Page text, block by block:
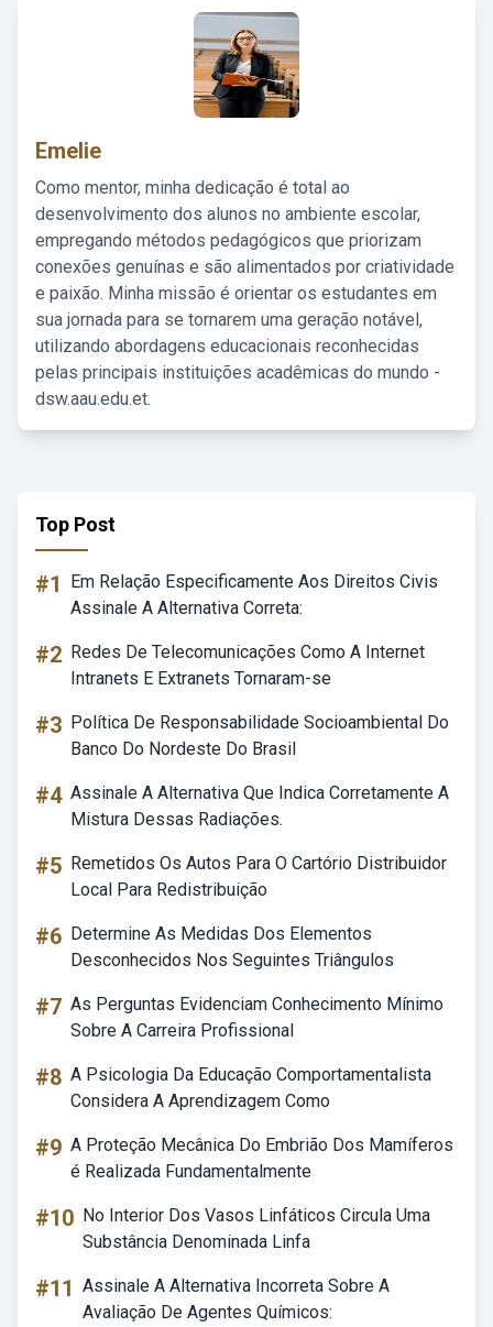
Emelie
Como mentor, minha dedicação é total ao
desenvolvimento dos alunos no ambiente escolar,
empregando métodos pedagógicos que priorizam
conexões genuínas e são alimentados por criatividade
e paixão. Minha missão é orientar os estudantes em
sua jornada para se tornarem uma geração notável,
utilizando abordagens educacionais reconhecidas
pelas principais instituições acadêmicas do mundo -
dsw.aau.edu.et.
Top Post
#1
Em Relação Especificamente Aos Direitos Civis
Assinale A Alternativa Correta:
#2 Redes De Telecomunicações Como A Internet
Intranets E Extranets Tornaram-se
#3 Política De Responsabilidade Socioambiental Do
Banco Do Nordeste Do Brasil
#4 Assinale A Alternativa Que Indica Corretamente A
Mistura Dessas Radiações.
#5 Remetidos Os Autos Para O Cartório Distribuidor
Local Para Redistribuição
#6 Determine As Medidas Dos Elementos
Desconhecidos Nos Seguintes Triângulos
#7 As Perguntas Evidenciam Conhecimento Mínimo
Sobre A Carreira Profissional
#8 A Psicologia Da Educação Comportamentalista
Considera A Aprendizagem Como
#9 A Proteção Mecânica Do Embrião Dos Mamíferos
é Realizada Fundamentalmente
#10 No Interior Dos Vasos Linfáticos Circula Uma
Substância Denominada Linfa
#11 Assinale A Alternativa Incorreta Sobre A
Avaliação De Agentes Químicos: